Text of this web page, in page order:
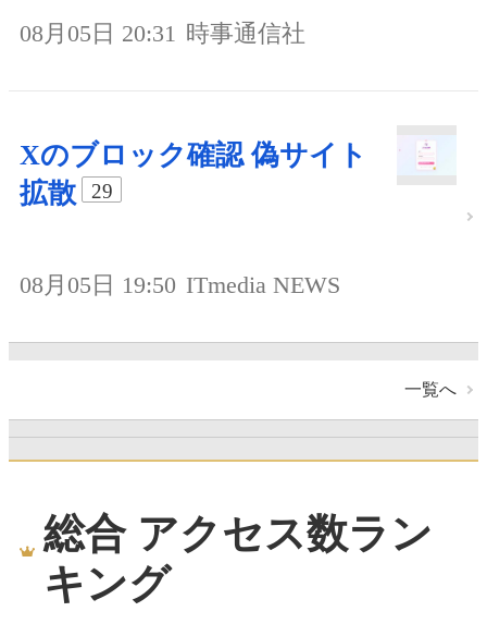
08月05日 20:31 時事通信社
Xのブロック確認 偽サイト
拡散
29
08月05日 19:50 ITmedia NEWS
一覧へ
総合 アクセス数ラン
キング